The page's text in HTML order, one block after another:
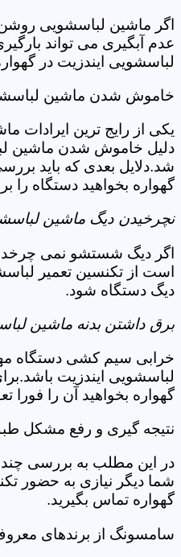
اگر ماشین لباسشویی
عدم آبگیری می تواند
لباسشویی ایندزیت در
خاموش شدن ماشین
یکی از رایج ترین
دلیل خاموش شدن ماشین
شد.دلایل بعدی که باید
گهواره بخواهید دستگاه را
نچرخیدن دیگ ماشین
اگر دیگ شستشو نمی چرخد
است از تکنسین تعمیر
دیگ دستگاه شود.
برق داشتن بدنه ماشین
خرابی سیم کشی دستگاه
لباسشویی ایندزیت
گهواره بخواهید آن را فورا
نتیجه گیری و رفع مشکل
در این مطلب به بررسی چند
شما دیگر نیازی به حضور
گهواره تماس بگیرید.
سامسونگ از برندهای